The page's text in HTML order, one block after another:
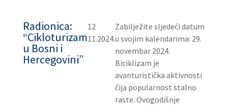
Radionica:
“Cikloturizam
u Bosni i
Hercegovini”
12
11.2024.
Zabilježite sljedeći datum
u svojim kalendarima: 29.
novembar 2024.
Biciklizam je
avanturistička aktivnosti
čija popularnost stalno
raste. Ovogodišnje